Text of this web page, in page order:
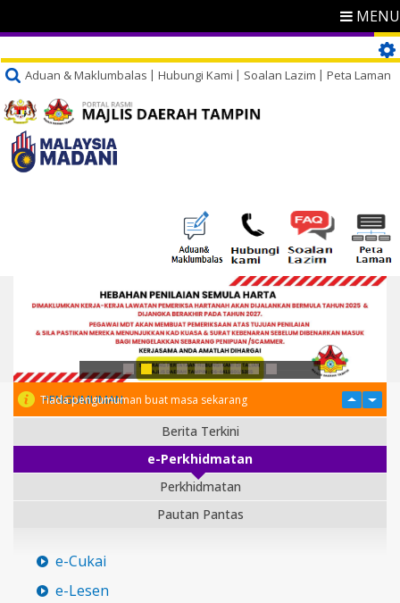
MENU
Aduan & Maklumbalas Hubungi Kami Soalan Lazim Peta Laman
PENGUMUMAN
Tiada pengumuman buat masa sekarang
Berita Terkini
e-Perkhidmatan
Perkhidmatan
Pautan Pantas
e-Cukai
e-Lesen